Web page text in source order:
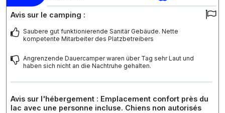
Avis sur le camping :
Saubere gut funktionierende Sanitär Gebäude. Nette
kompetente Mitarbeiter des Platzbetreibers
Angrenzende Dauercamper waren über Tag sehr Laut und
haben sich nicht an die Nachtruhe gehalten.
Avis sur l'hébergement : Emplacement confort près du
lac avec une personne incluse. Chiens non autorisés